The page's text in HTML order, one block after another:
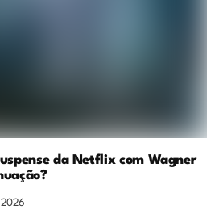
da Netflix com Wagner